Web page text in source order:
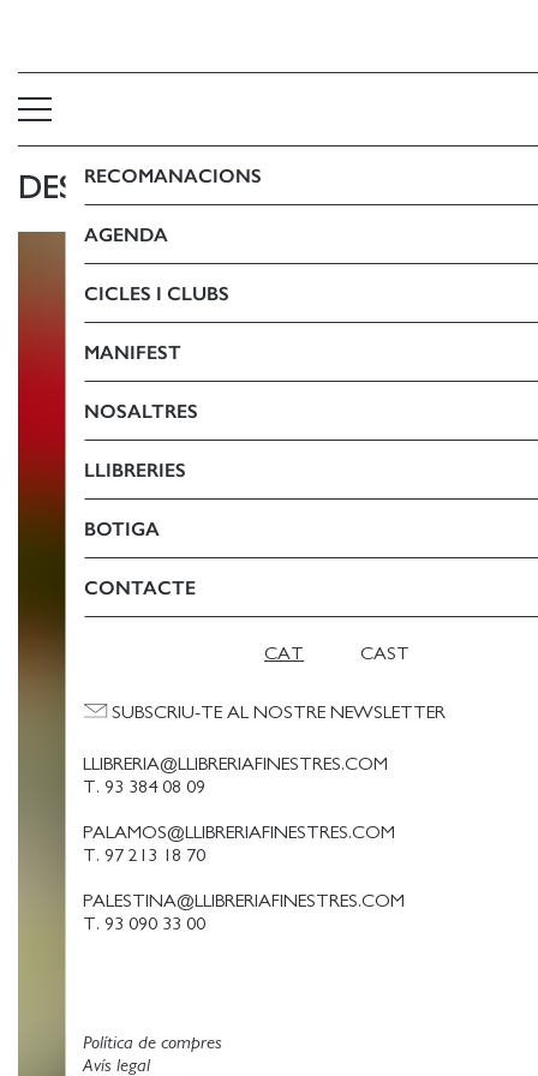
RECOMANACIONS
AGENDA
CICLES I CLUBS
MANIFEST
NOSALTRES
LLIBRERIES
BOTIGA
CONTACTE
CAST
CAT
SUBSCRIU-TE AL NOSTRE NEWSLETTER
LLIBRERIA@LLIBRERIAFINESTRES.COM
T. 93 384 08 09
PALAMOS@LLIBRERIAFINESTRES.COM
T. 97 213 18 70
PALESTINA@LLIBRERIAFINESTRES.COM
T. 93 090 33 00
Avís legal
Política de compres
DESTACATS SANT JORDI: CÒMIC